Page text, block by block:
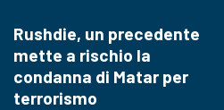
Rushdie, un precedente
mette a rischio la
condanna di Matar per
terrorismo